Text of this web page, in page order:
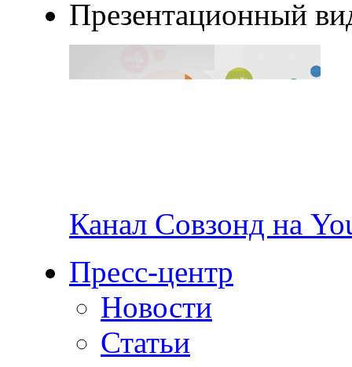
Презентационный
Канал Совзонд на
Пресс-центр
Новости
Статьи